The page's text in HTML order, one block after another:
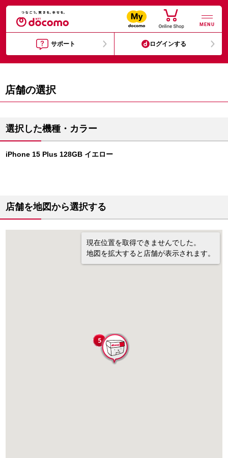
MENU
サポート ログインする
店舗の選択
選択した機種・カラー
iPhone 15 Plus 128GB イエロー
店舗を地図から選択する
現在位置を取得できませんでした。
地図を拡大すると店舗が表示されます。